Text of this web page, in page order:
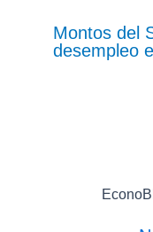
Montos del
desempleo